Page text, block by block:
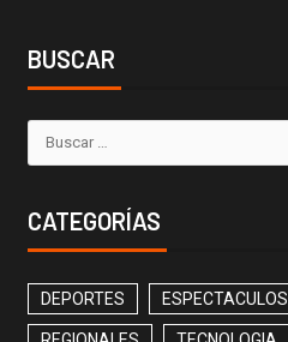
BUSCAR
CATEGORÍAS
DEPORTES ESPECTACULOS